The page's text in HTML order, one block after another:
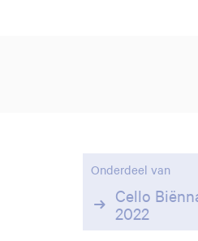
Onderdeel van
Cello
2022